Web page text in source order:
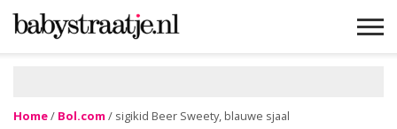
Home/ Bol.com / sigikid Beer Sweety, blauwe sjaal